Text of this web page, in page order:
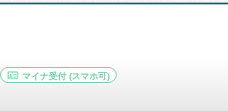
マイナ受付 (スマホ可)